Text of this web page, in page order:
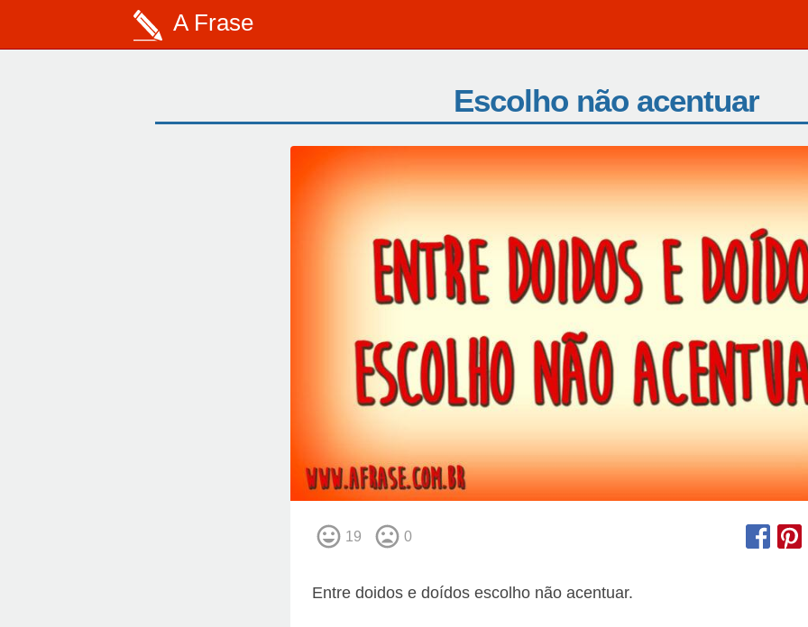
A Frase
Escolho não acentuar
19 0
Entre doidos e doídos escolho não acentuar.